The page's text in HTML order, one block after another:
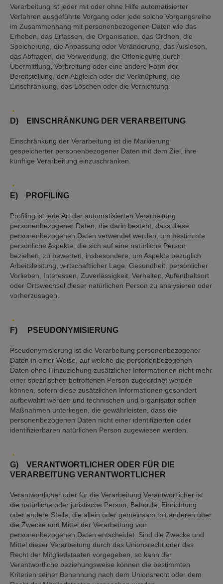
Verarbeitung ist jeder mit oder ohne Hilfe automatisierter
Verfahren ausgeführte Vorgang oder jede solche Vorgangsreihe
im Zusammenhang mit personenbezogenen Daten wie das
Erheben, das Erfassen, die Organisation, das Ordnen, die
Speicherung, die Anpassung oder Veränderung, das Auslesen,
das Abfragen, die Verwendung, die Offenlegung durch
Übermittlung, Verbreitung oder eine andere Form der
Bereitstellung, den Abgleich oder die Verknüpfung, die
Einschränkung, das Löschen oder die Vernichtung.
D) EINSCHRÄNKUNG DER VERARBEITUNG
Einschränkung der Verarbeitung ist die Markierung
gespeicherter personenbezogener Daten mit dem Ziel, ihre
künftige Verarbeitung einzuschränken.
E) PROFILING
Profiling ist jede Art der automatisierten Verarbeitung
personenbezogener Daten, die darin besteht, dass diese
personenbezogenen Daten verwendet werden, um bestimmte
persönliche Aspekte, die sich auf eine natürliche Person
beziehen, zu bewerten, insbesondere, um Aspekte bezüglich
Arbeitsleistung, wirtschaftlicher Lage, Gesundheit, persönlicher
Vorlieben, Interessen, Zuverlässigkeit, Verhalten, Aufenthaltsort
oder Ortswechsel dieser natürlichen Person zu analysieren oder
vorherzusagen.
F) PSEUDONYMISIERUNG
Pseudonymisierung ist die Verarbeitung personenbezogener
Daten in einer Weise, auf welche die personenbezogenen
Daten ohne Hinzuziehung zusätzlicher Informationen nicht mehr
einer spezifischen betroffenen Person zugeordnet werden
können, sofern diese zusätzlichen Informationen gesondert
aufbewahrt werden und technischen und organisatorischen
Maßnahmen unterliegen, die gewährleisten, dass die
personenbezogenen Daten nicht einer identifizierten oder
identifizierbaren natürlichen Person zugewiesen werden.
G) VERANTWORTLICHER ODER FÜR DIE
VERARBEITUNG VERANTWORTLICHER
Verantwortlicher oder für die Verarbeitung Verantwortlicher ist
die natürliche oder juristische Person, Behörde, Einrichtung
oder andere Stelle, die allein oder gemeinsam mit anderen über
die Zwecke und Mittel der Verarbeitung von
personenbezogenen Daten entscheidet. Sind die Zwecke und
Mittel dieser Verarbeitung durch das Unionsrecht oder das
Recht der Mitgliedstaaten vorgegeben, so kann der
Verantwortliche beziehungsweise können die bestimmten
Kriterien seiner Benennung nach dem Unionsrecht oder dem